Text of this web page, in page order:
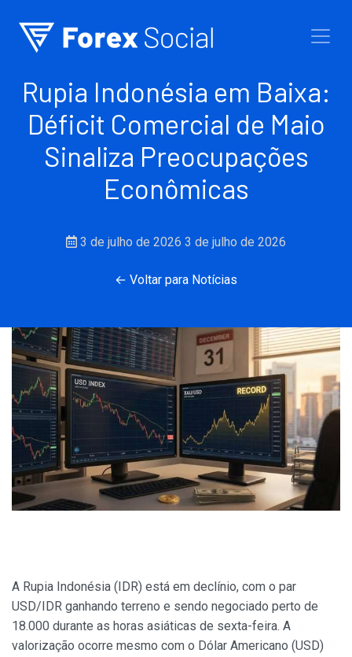
Rupia Indonésia em Baixa:
Déficit Comercial de Maio
Sinaliza Preocupações
Econômicas
3 de julho de 2026 3 de julho de 2026
← Voltar para Notícias
A Rupia Indonésia (IDR) está em declínio, com o par
USD/IDR ganhando terreno e sendo negociado perto de
18.000 durante as horas asiáticas de sexta-feira. A
valorização ocorre mesmo com o Dólar Americano (USD)